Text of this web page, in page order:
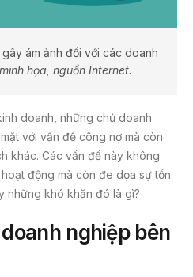
gây ám ảnh đối với các doanh
họa, nguồn Internet.
doanh, những chủ doanh
với vấn đề công nợ mà còn
khác. Các vấn đề này không
động mà còn đe dọa sự tồn
những khó khăn đó là gì?
nghiệp bên